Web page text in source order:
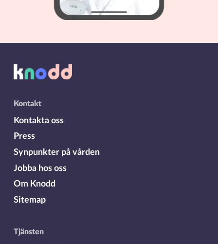
Kontakt
Kontakta oss
Press
Synpunkter på vården
Jobba hos oss
Om Knodd
Sitemap
Tjänsten